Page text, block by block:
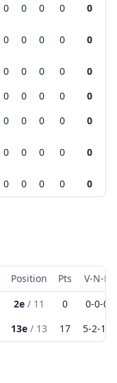
0 0 0 0 0
0 0 0 0 0
0 0 0 0
0
0 0 0 0
0
0 0 0 0 0
0 0 0 0 0
0 0 0 0 0
Position Pts
V-N-D
2e / 11 0 0-0-0
13e / 13 17 5-2-17